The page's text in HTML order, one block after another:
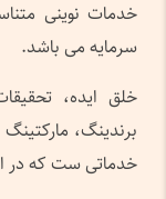
خدمات نوینی
سرمایه می باشد.
خلق ایده،
برندینگ،
خدماتی ست که در